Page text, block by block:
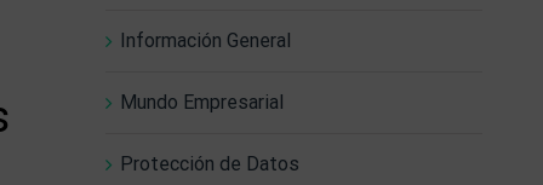
Información General
Mundo Empresarial
Protección de Datos